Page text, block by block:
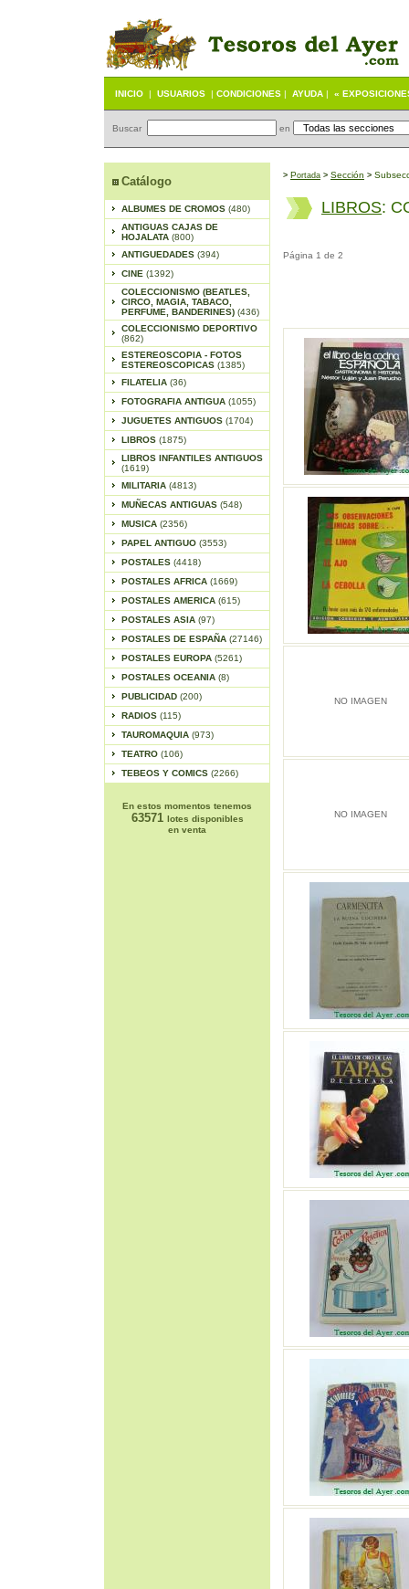
INICIO | USUARIOS | CONDICIONES | AYUDA | «
Buscar en
Catálogo
ALBUMES DE CROMOS (480)
ANTIGUAS CAJAS DE
HOJALATA (800)
ANTIGUEDADES (394)
CINE (1392)
COLECCIONISMO (BEATLES,
CIRCO, MAGIA, TABACO,
PERFUME, BANDERINES) (436)
COLECCIONISMO DEPORTIVO
(862)
ESTEREOSCOPIA - FOTOS
ESTEREOSCOPICAS (1385)
FILATELIA (36)
FOTOGRAFIA ANTIGUA (1055)
JUGUETES ANTIGUOS (1704)
LIBROS (1875)
LIBROS INFANTILES ANTIGUOS
(1619)
MILITARIA (4813)
MUÑECAS ANTIGUAS (548)
MUSICA (2356)
PAPEL ANTIGUO (3553)
POSTALES (4418)
POSTALES AFRICA (1669)
POSTALES AMERICA (615)
POSTALES ASIA (97)
POSTALES DE ESPAÑA (27146)
POSTALES EUROPA (5261)
POSTALES OCEANIA (8)
PUBLICIDAD (200)
RADIOS (115)
TAUROMAQUIA (973)
TEATRO (106)
TEBEOS Y COMICS (2266)
En estos momentos tenemos
63571 lotes disponibles
en venta
> Portada > Sección >
LIBROS:
Página 1 de 2
NO IMAGEN
NO IMAGEN